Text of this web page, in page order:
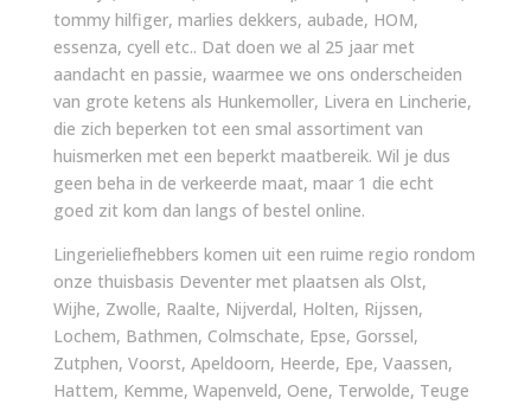
tommy hilfiger, marlies dekkers, aubade, HOM,
essenza, cyell etc.. Dat doen we al 25 jaar met
aandacht en passie, waarmee we ons onderscheiden
van grote ketens als Hunkemoller, Livera en Lincherie,
die zich beperken tot een smal assortiment van
huismerken met een beperkt maatbereik. Wil je dus
geen beha in de verkeerde maat, maar 1 die echt
goed zit kom dan langs of bestel online.
Lingerieliefhebbers komen uit een ruime regio rondom
onze thuisbasis Deventer met plaatsen als Olst,
Wijhe, Zwolle, Raalte, Nijverdal, Holten, Rijssen,
Lochem, Bathmen, Colmschate, Epse, Gorssel,
Zutphen, Voorst, Apeldoorn, Heerde, Epe, Vaassen,
Hattem, Kemme, Wapenveld, Oene, Terwolde, Teuge